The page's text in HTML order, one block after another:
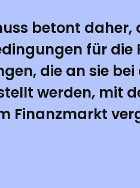
betont
für die
die an sie
werden, mit
Finanzmarkt